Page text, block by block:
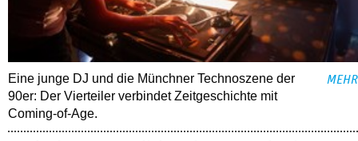
Eine junge DJ und die Münchner Technoszene der
90er: Der Vierteiler verbindet Zeitgeschichte mit
Coming-of-Age.
MEHR